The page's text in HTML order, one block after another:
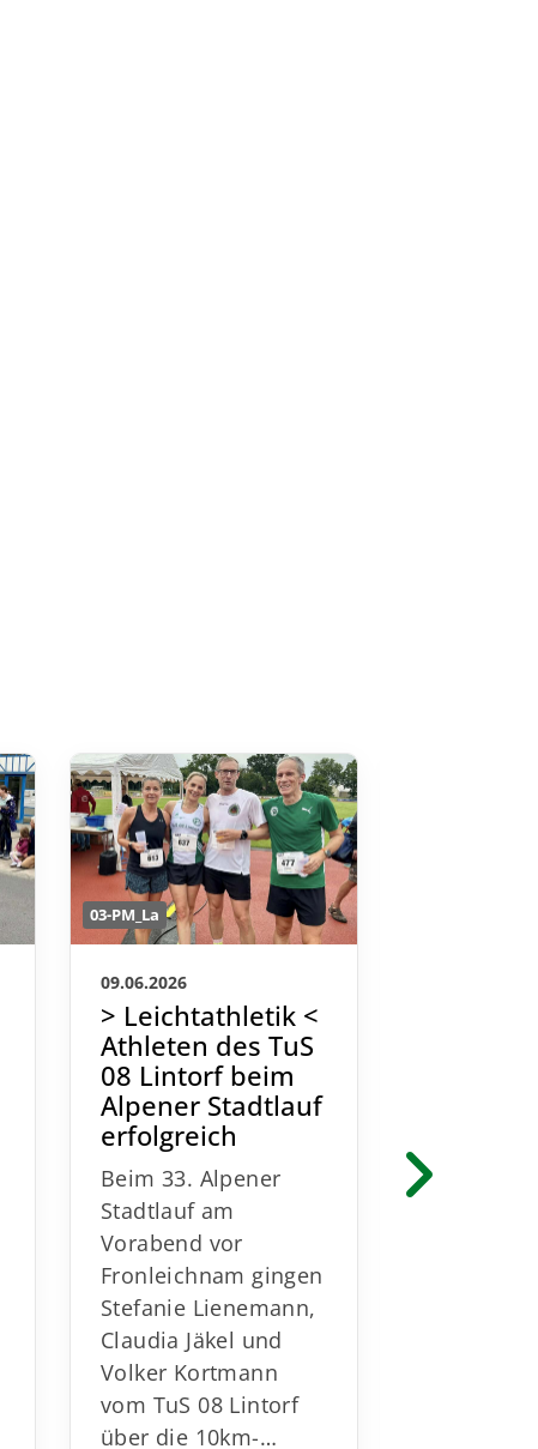
03-PM_La
09.06.2026
> Leichtathletik <
Athleten des TuS
08 Lintorf beim
Alpener Stadtlauf
erfolgreich
Beim 33. Alpener
Stadtlauf am
Vorabend vor
Fronleichnam gingen
Stefanie Lienemann,
Claudia Jäkel und
Volker Kortmann
vom TuS 08 Lintorf
über die 10km-…